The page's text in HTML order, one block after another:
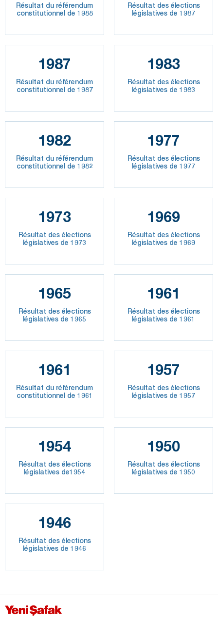
Résultat du référendum
constitutionnel de 1988
Résultat des élections
législatives de 1987
1987
Résultat du référendum
constitutionnel de 1987
1983
Résultat des élections
législatives de 1983
1982
Résultat du référendum
constitutionnel de 1982
1977
Résultat des élections
législatives de 1977
1973
Résultat des élections
législatives de 1973
1969
Résultat des élections
législatives de 1969
1965
Résultat des élections
législatives de 1965
1961
Résultat des élections
législatives de 1961
1961
Résultat du référendum
constitutionnel de 1961
1957
Résultat des élections
législatives de 1957
1954
Résultat des élections
législatives de1954
1950
Résultat des élections
législatives de 1950
1946
Résultat des élections
législatives de 1946